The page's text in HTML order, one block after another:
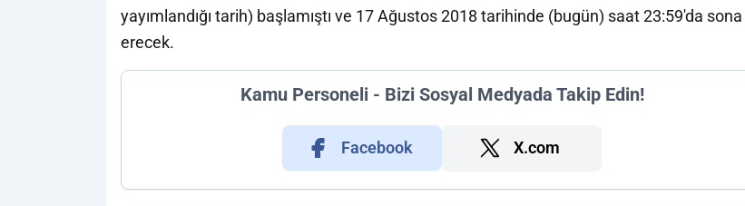
yayımlandığı tarih) başlamıştı ve 17 Ağustos 2018 tarihinde (bugün) saat 23:59'da sona
erecek.
Kamu Personeli - Bizi Sosyal Medyada Takip Edin!
Facebook X.com